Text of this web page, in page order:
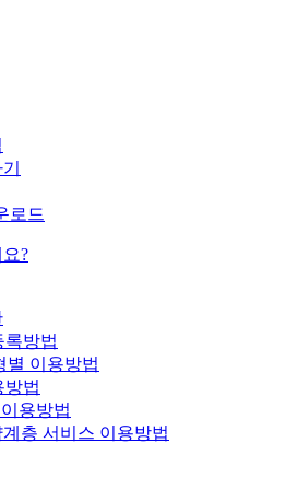
로드
?
록방법
별 이용방법
방법
용방법
층 서비스 이용방법